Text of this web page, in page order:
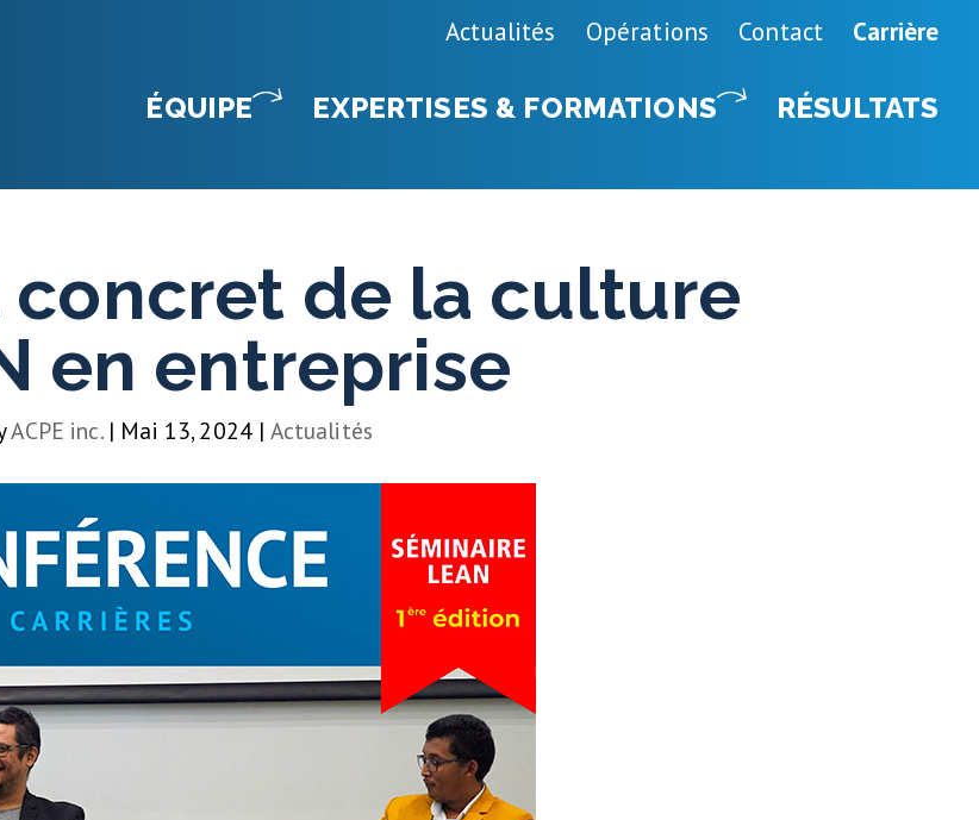
Actualités Opérations Contact Carrière
ÉQUIPE EXPERTISES & FORMATIONS RÉSULTATS
concret de la culture
en entreprise
ACPE inc.| Mai 13, 2024 | Actualités